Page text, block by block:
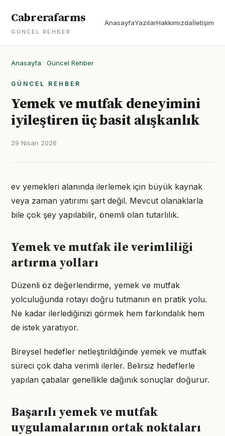
Cabrerafarms
GÜNCEL REHBER
AnasayfaYazılarHakkımızdaİletişim
Anasayfa · Güncel Rehber
GÜNCEL REHBER
Yemek ve mutfak deneyimini
iyileştiren üç basit alışkanlık
29 Nisan 2026
ev yemekleri alanında ilerlemek için büyük kaynak
veya zaman yatırımı şart değil. Mevcut olanaklarla
bile çok şey yapılabilir, önemli olan tutarlılık.
Yemek ve mutfak ile verimliliği
artırma yolları
Düzenli öz değerlendirme, yemek ve mutfak
yolculuğunda rotayı doğru tutmanın en pratik yolu.
Ne kadar ilerlediğinizi görmek hem farkındalık hem
de istek yaratıyor.
Bireysel hedefler netleştirildiğinde yemek ve mutfak
süreci çok daha verimli ilerler. Belirsiz hedeflerle
yapılan çabalar genellikle dağınık sonuçlar doğurur.
Başarılı yemek ve mutfak
uygulamalarının ortak noktaları